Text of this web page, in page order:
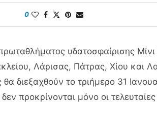
0
υδατοσφαίρισης
Λάρισας, Πάτρας, Χίου και
θα διεξαχθούν το τριήμερο 31
προκρίνονται μόνο οι